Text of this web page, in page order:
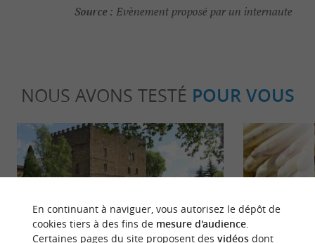
Source : Evènement proposé par un internaute
NOUS AVONS TESTÉ POUR VOUS
Détente
En continuant à naviguer, vous autorisez le dépôt de
cookies tiers à des fins de mesure d'audience.
Certaines pages du site proposent des vidéosdont